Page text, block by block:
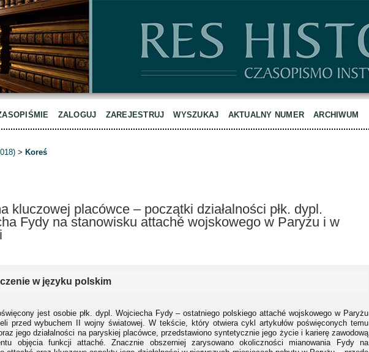
ZALOGUJ ZAREJESTRUJ WYSZUKAJ AKTUALNY NUMER ARCHIWUM
> Koreś
kluczowej placówce – początki działalności płk. dypl.
Fydy na stanowisku attaché wojskowego w Paryżu i w
w języku polskim
jest osobie płk. dypl. Wojciecha Fydy – ostatniego polskiego attaché wojskowego w Paryżu
przed wybuchem II wojny światowej. W tekście, który otwiera cykl artykułów poświęconych temu
jego działalności na paryskiej placówce, przedstawiono syntetycznie jego życie i karierę zawodową
objęcia funkcji attaché. Znacznie obszerniej zarysowano okoliczności mianowania Fydy na